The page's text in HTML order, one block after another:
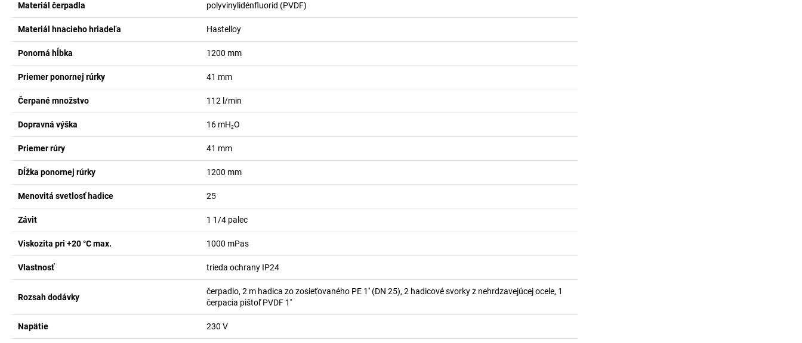
Materiál čerpadla polyvinylidénfluorid (PVDF)
Materiál hnacieho hriadeľa Hastelloy
Ponorná hĺbka 1200 mm
Priemer ponornej rúrky 41 mm
Čerpané množstvo 112 l/min
Dopravná výška 16 mH₂O
Priemer rúry 41 mm
Dĺžka ponornej rúrky 1200 mm
Menovitá svetlosť hadice 25
Závit 1 1/4 palec
Viskozita pri +20 °C max. 1000 mPas
Vlastnosť trieda ochrany IP24
Rozsah dodávky
čerpadlo, 2 m hadica zo zosieťovaného PE 1'' (DN 25), 2 hadicové svorky z nehrdzavejúcej ocele, 1
čerpacia pištoľ PVDF 1''
Napätie 230 V